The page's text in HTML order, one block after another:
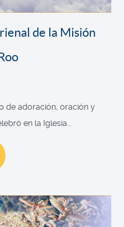
de la Misión
de adoración, oración y
en la Iglesia...